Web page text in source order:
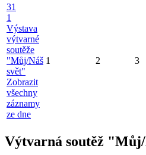
31
1
Výstava
výtvarné
soutěže
"Můj/Náš
svět"
Zobrazit
všechny
záznamy
ze dne
1 2 3
Výtvarná soutěž "Můj/